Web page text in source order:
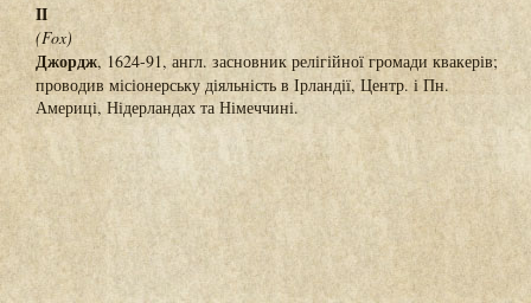
II
(Fox)
Джордж, 1624-91, англ. засновник релігійної громади квакерів;
проводив місіонерську діяльність в Ірландії, Центр. і Пн.
Америці, Нідерландах та Німеччині.